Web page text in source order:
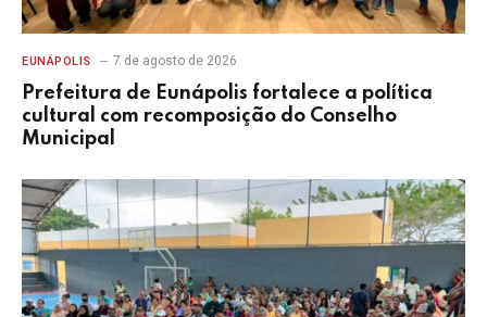
EUNÁPOLIS 7 de agosto de 2026
Prefeitura de Eunápolis fortalece a política
cultural com recomposição do Conselho
Municipal